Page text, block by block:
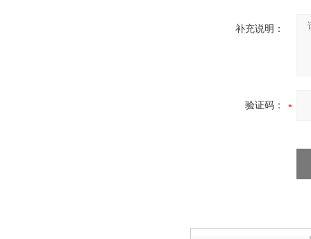
补充说明：
验证码：